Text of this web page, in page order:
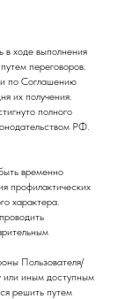
в ходе выполнения
переговоров.
по Соглашению
их получения.
полного
РФ.
временно
профилактических
характера.
Пользователя/
или иным доступным
решить путем